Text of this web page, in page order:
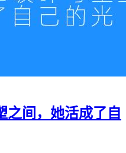
之间，她活成了自